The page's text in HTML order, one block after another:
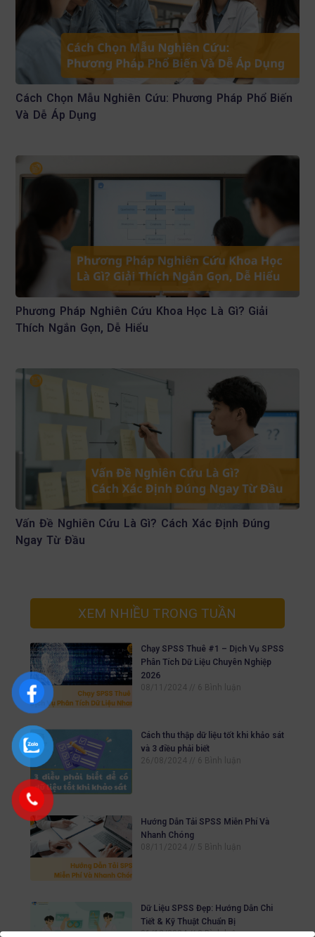
Cách Chọn Mẫu Nghiên Cứu: Phương Pháp Phổ Biến
Và Dễ Áp Dụng
Phương Pháp Nghiên Cứu Khoa Học Là Gì? Giải
Thích Ngắn Gọn, Dễ Hiểu
Vấn Đề Nghiên Cứu Là Gì? Cách Xác Định Đúng
Ngay Từ Đầu
XEM NHIỀU TRONG TUẦN
Chạy SPSS Thuê #1 – Dịch Vụ SPSS
Phân Tích Dữ Liệu Chuyên Nghiệp
2026
08/11/2024
6 Bình luận
Cách thu thập dữ liệu tốt khi khảo sát
và 3 điều phải biết
26/08/2024
6 Bình luận
Hướng Dẫn Tải SPSS Miễn Phí Và
Nhanh Chóng
08/11/2024
5 Bình luận
Dữ Liệu SPSS Đẹp: Hướng Dẫn Chi
Tiết & Kỹ Thuật Chuẩn Bị
01/12/2024
3 Bình luận